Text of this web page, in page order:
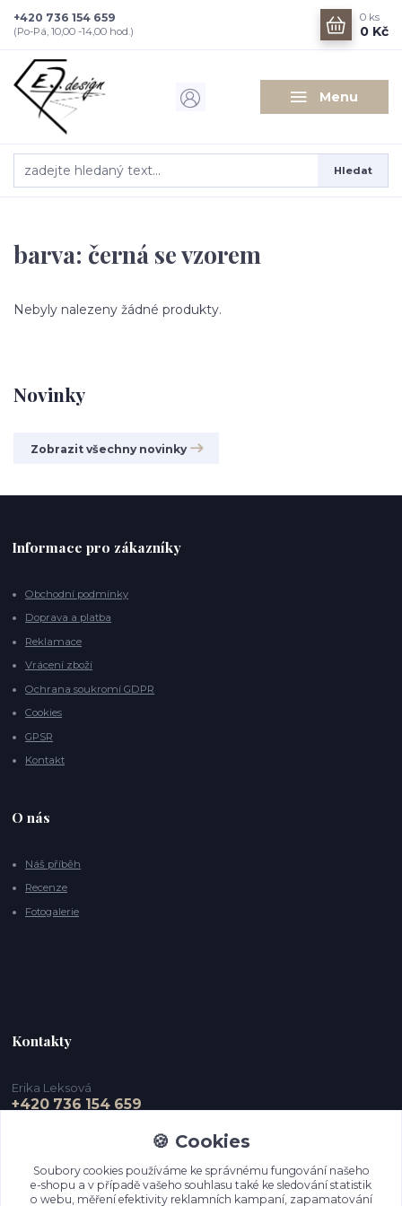
Menu
Hledat
+420 736 154 659
(Po-Pá, 10,00 -14,00 hod.)
0 ks
0 Kč
Novinky
Zobrazit všechny novinky
barva: černá se vzorem
Nebyly nalezeny žádné produkty.
Informace pro zákazníky
Obchodní podmínky
Doprava a platba
Reklamace
Vrácení zboží
Ochrana soukromí GDPR
Cookies
GPSR
Kontakt
O nás
Náš příběh
Recenze
Fotogalerie
Kontakty
Erika Leksová
+420 736 154 659
info@ejdesign.cz🍪 Cookies
Soubory cookies používáme ke správnému fungování našeho
e-shopu a v případě vašeho souhlasu také ke sledování statistik
o webu, měření efektivity reklamních kampaní, zapamatování